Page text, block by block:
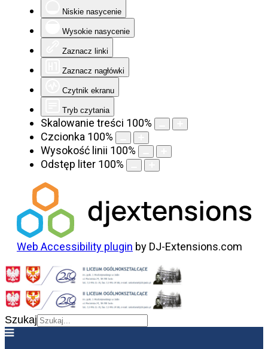
Niskie nasycenie
Wysokie nasycenie
Zaznacz linki
Zaznacz nagłówki
Czytnik ekranu
Tryb czytania
Skalowanie treści 100%
Czcionka 100%
Wysokość linii 100%
Odstęp liter 100%
Web Accessibility plugin by DJ-Extensions.com
Szukaj